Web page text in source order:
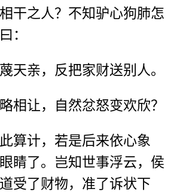
干之人？不知驴心狗肺怎
：
天亲，反把家财送别人。
相让，自然忿怒变欢欣？
算计，若是后来依心象
睛了。岂知世事浮云，侯
受了财物，准了诉状下